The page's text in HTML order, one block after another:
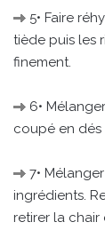
5• Faire
tiède puis les
finement.
6•
coupé en dés
7•
ingrédients.
retirer la chair